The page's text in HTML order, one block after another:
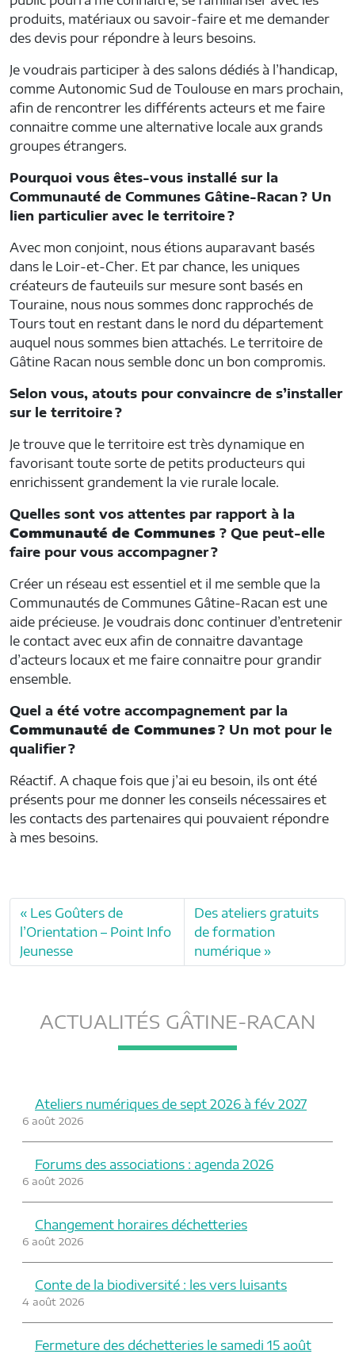
produits, matériaux ou savoir-faire et me demander
des devis pour répondre à leurs besoins.
Je voudrais participer à des salons dédiés à l’handicap,
comme Autonomic Sud de Toulouse en mars prochain,
afin de rencontrer les différents acteurs et me faire
connaitre comme une alternative locale aux grands
groupes étrangers.
Pourquoi vous êtes-vous installé sur la
Communauté de Communes Gâtine-Racan ? Un
lien particulier avec le territoire ?
Avec mon conjoint, nous étions auparavant basés
dans le Loir-et-Cher. Et par chance, les uniques
créateurs de fauteuils sur mesure sont basés en
Touraine, nous nous sommes donc rapprochés de
Tours tout en restant dans le nord du département
auquel nous sommes bien attachés. Le territoire de
Gâtine Racan nous semble donc un bon compromis.
Selon vous, atouts pour convaincre de s’installer
sur le territoire ?
Je trouve que le territoire est très dynamique en
favorisant toute sorte de petits producteurs qui
enrichissent grandement la vie rurale locale.
Quelles sont vos attentes par rapport à la
Communauté de Communes ? Que peut-elle
faire pour vous accompagner ?
Créer un réseau est essentiel et il me semble que la
Communautés de Communes Gâtine-Racan est une
aide précieuse. Je voudrais donc continuer d’entretenir
le contact avec eux afin de connaitre davantage
d’acteurs locaux et me faire connaitre pour grandir
ensemble.
Quel a été votre accompagnement par la
Communauté de Communes? Un mot pour le
qualifier ?
Réactif. A chaque fois que j’ai eu besoin, ils ont été
présents pour me donner les conseils nécessaires et
les contacts des partenaires qui pouvaient répondre
à mes besoins.
Les Goûters de
l’Orientation – Point Info
Jeunesse
Des ateliers gratuits
de formation
numérique
ACTUALITÉS GÂTINE-RACAN
Ateliers numériques de sept 2026 à fév 2027
6 août 2026
Forums des associations : agenda 2026
6 août 2026
Changement horaires déchetteries
6 août 2026
Conte de la biodiversité : les vers luisants
4 août 2026
Fermeture des déchetteries le samedi 15 août